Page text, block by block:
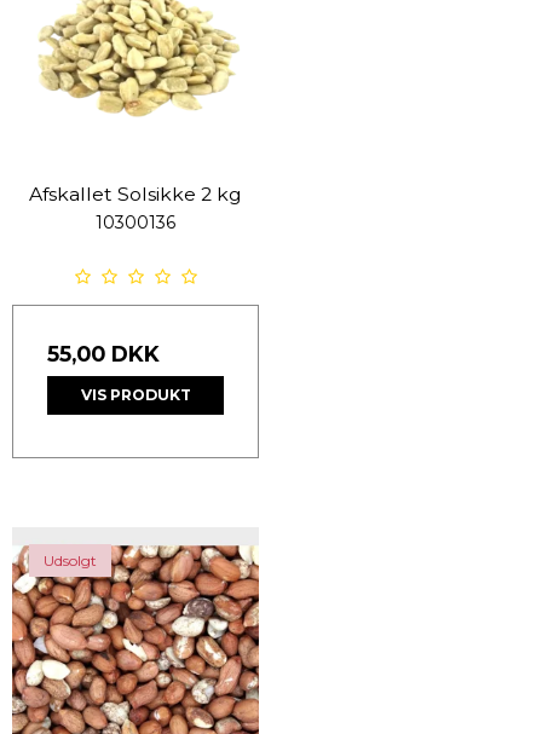
Afskallet Solsikke 2 kg
10300136
55,00 DKK
VIS PRODUKT
Udsolgt